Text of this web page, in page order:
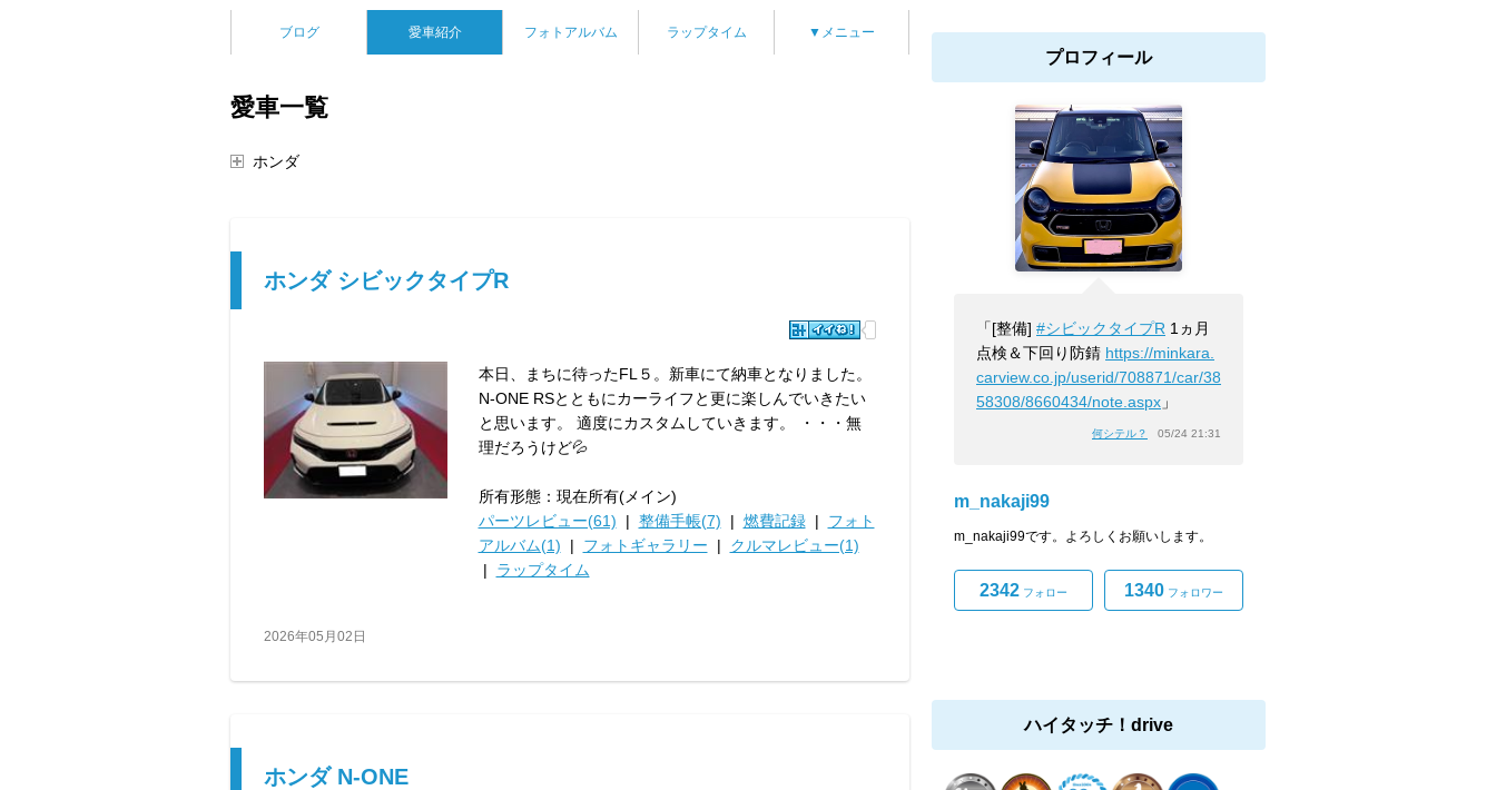
ブログ 愛車紹介 フォトアルバム ラップタイム ▼メニュー
愛車一覧
ホンダ
ホンダ シビックタイプR
本日、まちに待ったFL５。新車にて納車となりました。
N-ONE RSとともにカーライフと更に楽しんでいきたい
と思います。 適度にカスタムしていきます。 ・・・無
理だろうけど💦
所有形態：現在所有(メイン)
パーツレビュー(61) | 整備手帳(7) | 燃費記録| フォト
アルバム(1) | フォトギャラリー | クルマレビュー(1)
| ラップタイム
2026年05月02日
ホンダ N-ONE
プロフィール
「[整備] #シビックタイプR 1ヵ月
点検＆下回り防錆 https://minkara.
carview.co.jp/userid/708871/car/38
58308/8660434/note.aspx 」
何シテル？ 05/24 21:31
m_nakaji99
m_nakaji99です。よろしくお願いします。
2342 フォロー 1340 フォロワー
ハイタッチ！drive